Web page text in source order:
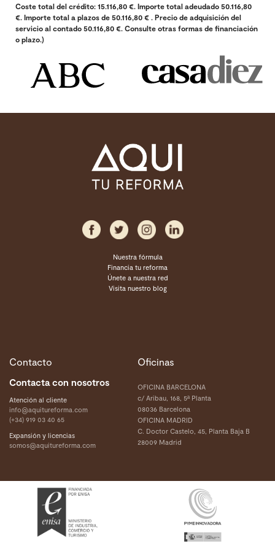
Coste total del crédito: 15.116,80 €. Importe total adeudado 50.116,80
€. Importe total a plazos de 50.116,80 € . Precio de adquisición del
servicio al contado 50.116,80 €. Consulte otras formas de financiación
o plazo.)
Nuestra fórmula
Financia tu reforma
Únete a nuestra red
Visita nuestro blog
Contacto
Contacta con nosotros
Atención al cliente
info@aquitureforma.com
(+34) 919 03 40 65
Expansión y licencias
somos@aquitureforma.com
Oficinas
OFICINA BARCELONA
c/ Aribau, 168, 5ª Planta
08036 Barcelona
OFICINA MADRID
C. Doctor Castelo, 45, Planta Baja B
28009 Madrid